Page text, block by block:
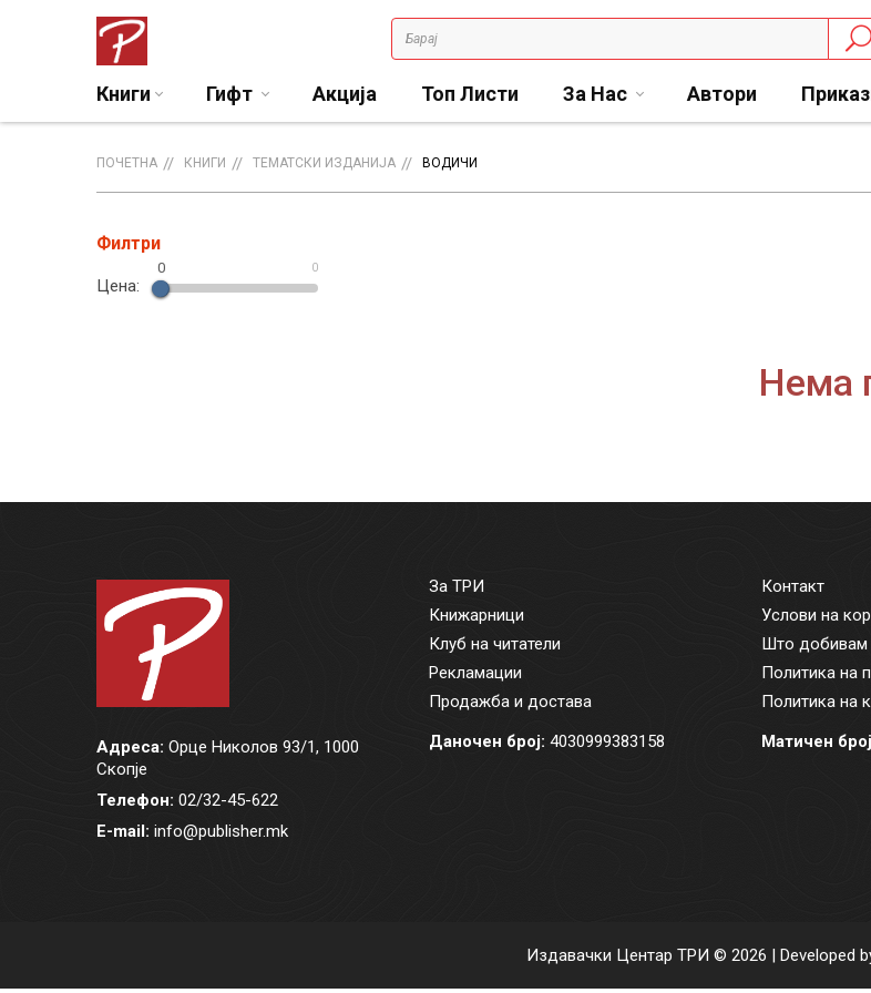
Книги Гифт Акција Топ Листи За Нас Автори
ПОЧЕТНА КНИГИ ТЕМАТСКИ ИЗДАНИЈА ВОДИЧИ
Филтри
Цена:
0
0
Нема
Адреса: Орце Николов 93/1, 1000
Скопје
Телефон: 02/32-45-622
E-mail: info@publisher.mk
За ТРИ
Книжарници
Клуб на читатели
Рекламации
Продажба и достава
Даночен број: 4030999383158
Контакт
Услови на
Што добивам
Политика на
Политика на
Матичен
Издавачки Центар ТРИ © 2026 | Developed